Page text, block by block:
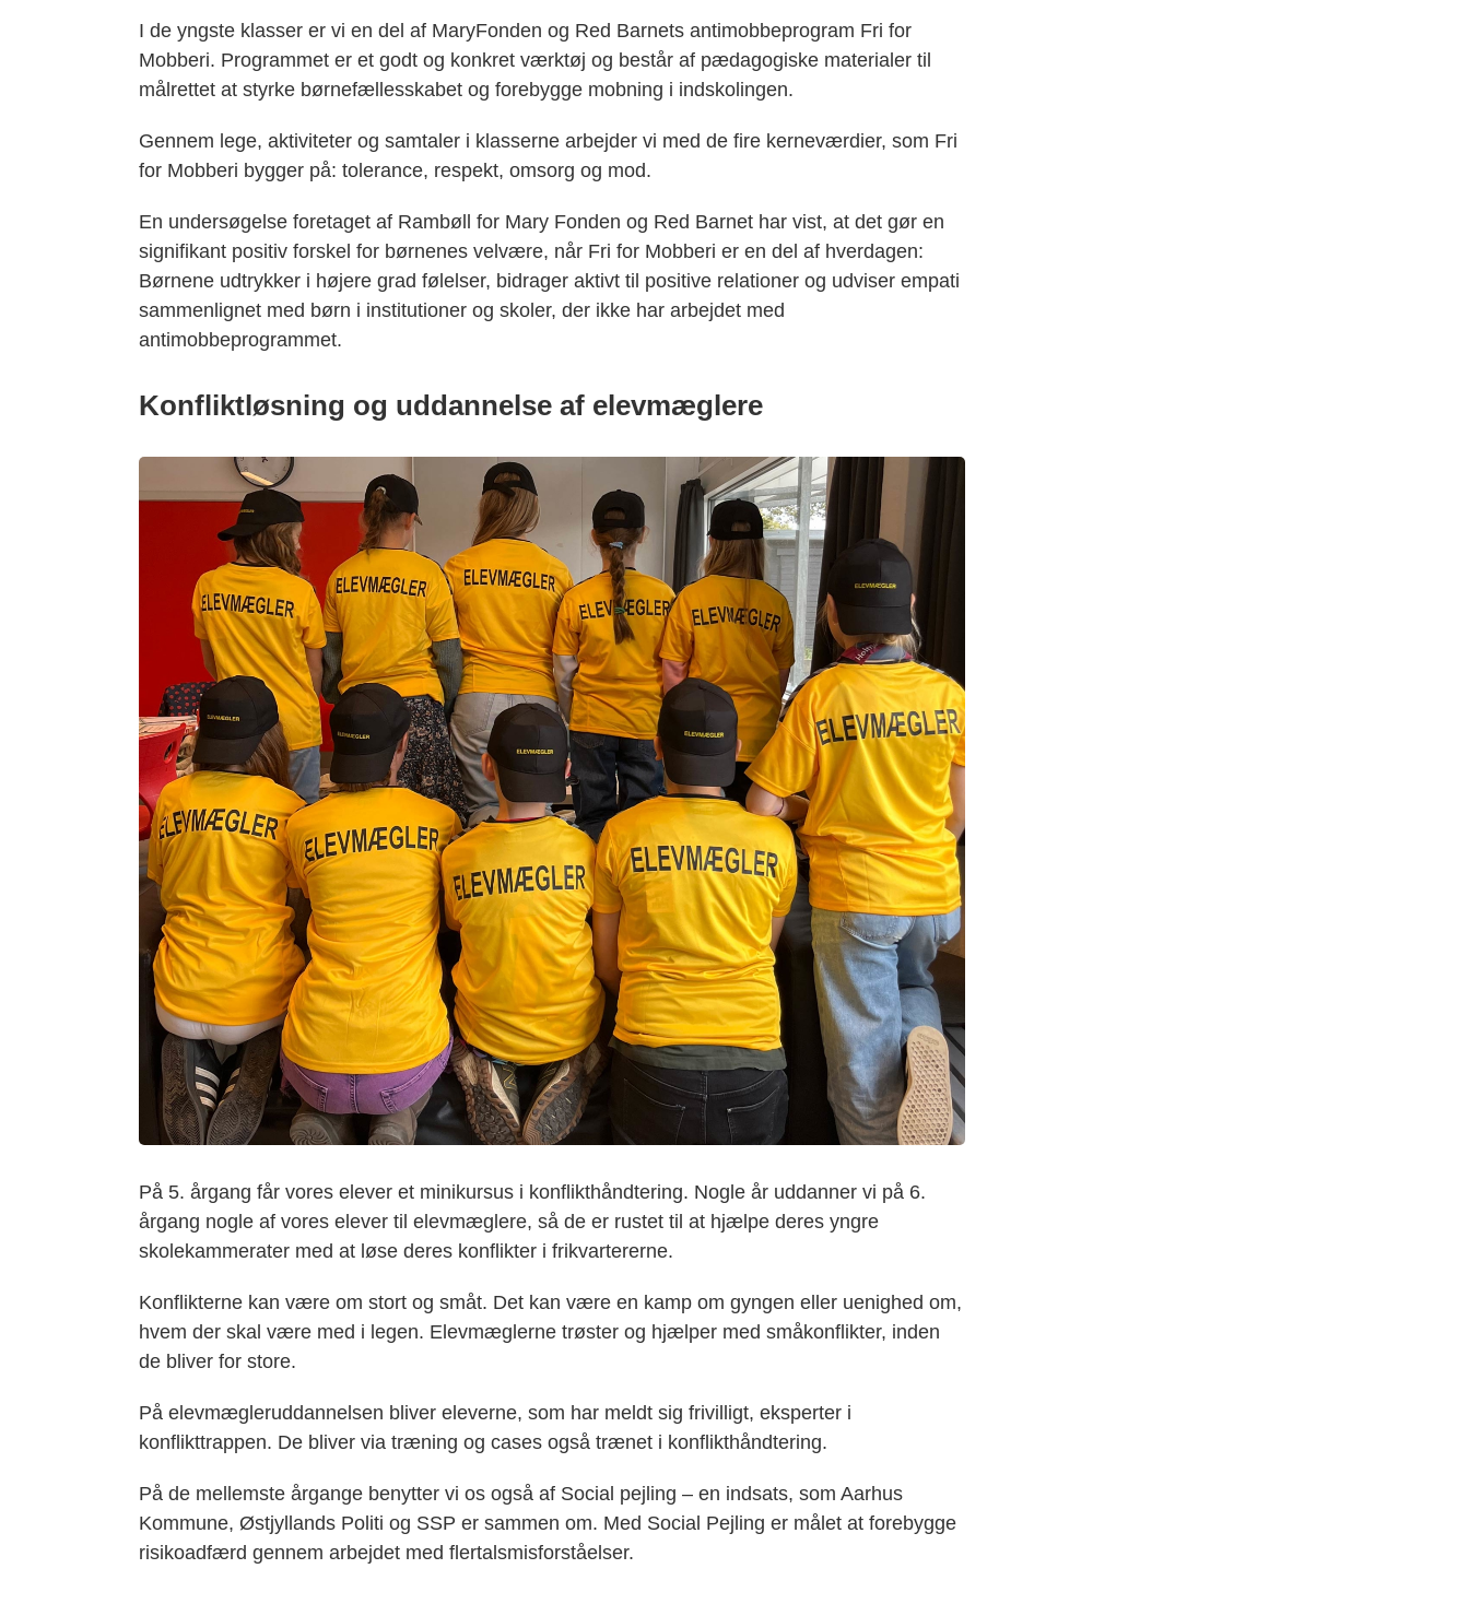
I de yngste klasser er vi en del af MaryFonden og Red Barnets antimobbeprogram Fri for
Mobberi. Programmet er et godt og konkret værktøj og består af pædagogiske materialer til
målrettet at styrke børnefællesskabet og forebygge mobning i indskolingen.
Gennem lege, aktiviteter og samtaler i klasserne arbejder vi med de fire kerneværdier, som Fri
for Mobberi bygger på: tolerance, respekt, omsorg og mod.
En undersøgelse foretaget af Rambøll for Mary Fonden og Red Barnet har vist, at det gør en
signifikant positiv forskel for børnenes velvære, når Fri for Mobberi er en del af hverdagen:
Børnene udtrykker i højere grad følelser, bidrager aktivt til positive relationer og udviser empati
sammenlignet med børn i institutioner og skoler, der ikke har arbejdet med
antimobbeprogrammet.
Konfliktløsning og uddannelse af elevmæglere
På 5. årgang får vores elever et minikursus i konflikthåndtering. Nogle år uddanner vi på 6.
årgang nogle af vores elever til elevmæglere, så de er rustet til at hjælpe deres yngre
skolekammerater med at løse deres konflikter i frikvartererne.
Konflikterne kan være om stort og småt. Det kan være en kamp om gyngen eller uenighed om,
hvem der skal være med i legen. Elevmæglerne trøster og hjælper med småkonflikter, inden
de bliver for store.
På elevmægleruddannelsen bliver eleverne, som har meldt sig frivilligt, eksperter i
konflikttrappen. De bliver via træning og cases også trænet i konflikthåndtering.
På de mellemste årgange benytter vi os også af Social pejling – en indsats, som Aarhus
Kommune, Østjyllands Politi og SSP er sammen om. Med Social Pejling er målet at forebygge
risikoadfærd gennem arbejdet med flertalsmisforståelser.